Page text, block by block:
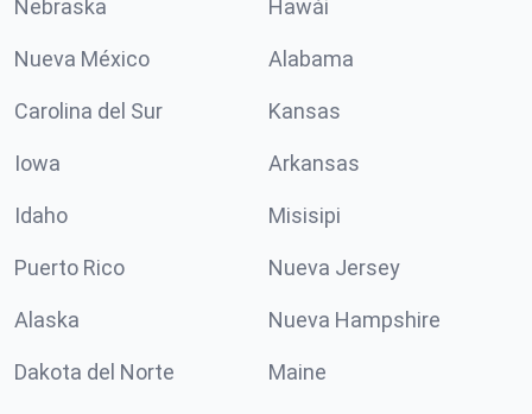
Nebraska Hawái
Nueva México Alabama
Carolina del Sur Kansas
Iowa Arkansas
Idaho Misisipi
Puerto Rico Nueva Jersey
Alaska Nueva Hampshire
Dakota del Norte Maine